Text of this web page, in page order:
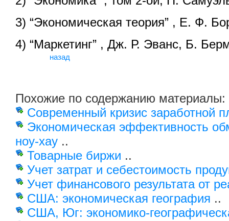
3) “Экономическая теория” , Е. Ф.
4) “Маркетинг” , Дж. Р. Эванс, Б.
назад
Похожие по содержанию материалы:
Современный кризис заработной
Экономическая эффективность
ноу-хау ..
Товарные биржи ..
Учет затрат и себестоимость
Учет финансового результата от
США: экономическая география ..
США, Юг: экономико-